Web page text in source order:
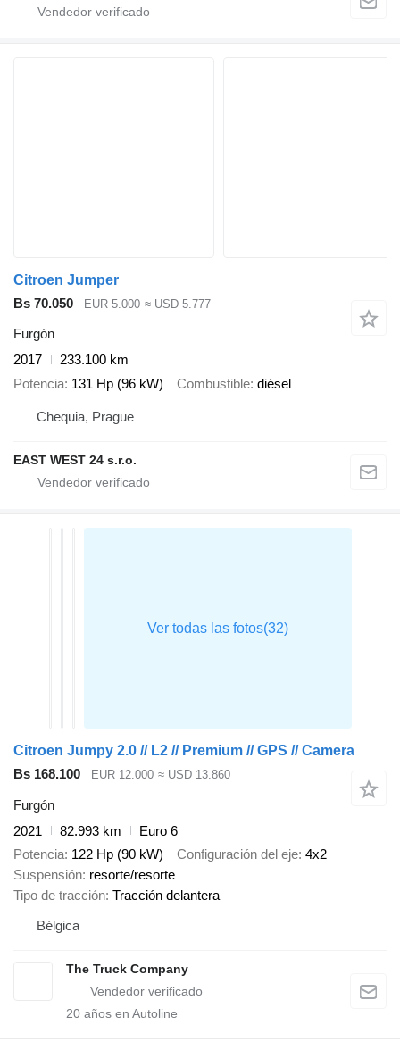
Citroen Jumper
Bs 70.050
EUR 5.000 ≈ USD 5.777
Furgón
2017
233.100 km
Potencia 131 Hp (96 kW) Combustible diésel
Chequia, Prague
EAST WEST 24 s.r.o.
Citroen Jumpy 2.0 // L2 // Premium // GPS // Camera
Bs 168.100
EUR 12.000 ≈ USD 13.860
Furgón
2021
82.993 km
Euro 6
Potencia 122 Hp (90 kW) Configuración del eje 4x2
Suspensión resorte/resorte
Tipo de tracción Tracción delantera
Bélgica
The Truck Company
20 años en Autoline